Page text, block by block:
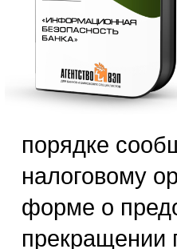
порядке
налоговому
форме о
прекращении